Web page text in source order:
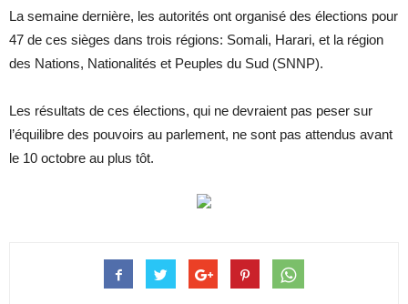
La semaine dernière, les autorités ont organisé des élections pour
47 de ces sièges dans trois régions: Somali, Harari, et la région
des Nations, Nationalités et Peuples du Sud (SNNP).
Les résultats de ces élections, qui ne devraient pas peser sur
l’équilibre des pouvoirs au parlement, ne sont pas attendus avant
le 10 octobre au plus tôt.